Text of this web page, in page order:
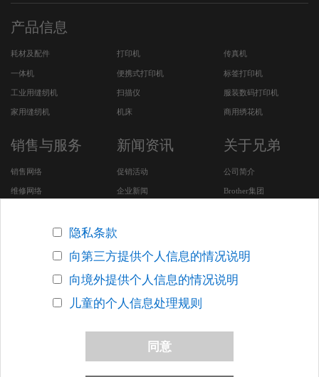
产品信息
耗材及配件 打印机 传真机
一体机 便携式打印机 标签打印机
工业用缝纫机 扫描仪 服装数码打印机
家用缝纫机 机床 商用绣花机
销售与服务
销售网络
维修网络
安全问题支持
新闻资讯
促销活动
企业新闻
关于兄弟
公司简介
Brother集团
Brother SDGs Story (英
文版网站)
其他在华企业
关于网络隐私条款
沪ICP备05053924号-7
沪公网安备 31010502000388号
隐私条款
向第三方提供个人信息的情况说明
向境外提供个人信息的情况说明
儿童的个人信息处理规则
同意